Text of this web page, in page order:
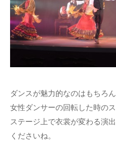
ダンスが魅力的なのはもちろ
女性ダンサーの回転した時の
ステージ上で衣裳が変わる演
くださいね。